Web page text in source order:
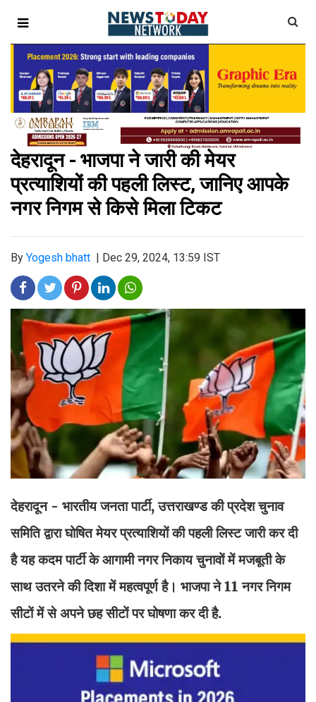
देहरादून - भाजपा ने जारी की मेयर
प्रत्याशियों की पहली लिस्ट, जानिए आपके
नगर निगम से किसे मिला टिकट
By Yogesh bhatt Dec 29, 2024, 13:59 IST
देहरादून - भारतीय जनता पार्टी, उत्तराखण्ड की प्रदेश चुनाव
समिति द्वारा घोषित मेयर प्रत्याशियों की पहली लिस्ट जारी कर दी
है यह कदम पार्टी के आगामी नगर निकाय चुनावों में मजबूती के
साथ उतरने की दिशा में महत्वपूर्ण है। भाजपा ने 11 नगर निगम
सीटों में से अपने छह सीटों पर घोषणा कर दी है.